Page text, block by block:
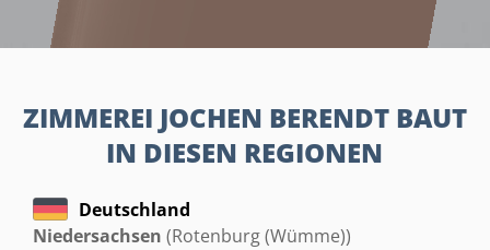
ZIMMEREI JOCHEN BERENDT BAUT
IN DIESEN REGIONEN
Deutschland
Niedersachsen (Rotenburg (Wümme))